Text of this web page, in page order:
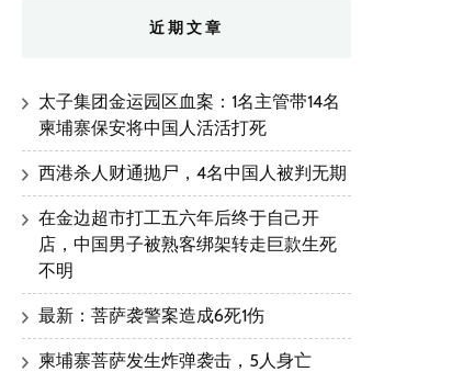
近期文章
太子集团金运园区血案：1名主管带14名
柬埔寨保安将中国人活活打死
西港杀人财通抛尸，4名中国人被判无期
在金边超市打工五六年后终于自己开
店，中国男子被熟客绑架转走巨款生死
不明
最新：菩萨袭警案造成6死1伤
柬埔寨菩萨发生炸弹袭击，5人身亡